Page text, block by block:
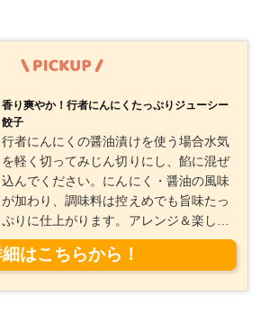
香り爽やか！行者にんにくたっぷりジューシー
餃子
行者にんにくの醤油漬けを使う場合水気
を軽く切ってみじん切りにし、餡に混ぜ
込んでください。にんにく・醤油の風味
が加わり、調味料は控えめでも旨味たっ
ぷりに仕上がります。アレンジ＆楽しみ
方 冷凍保存OK！：包んだ状態で冷凍→
焼くときは凍ったまま焼きでOK（蒸し焼